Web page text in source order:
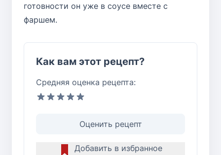
готовности он уже в соусе вместе с
фаршем.
Как вам этот рецепт?
Средняя оценка рецепта:
Оценить рецепт
Добавить в избранное